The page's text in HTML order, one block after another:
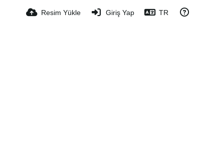
Resim Yükle Giriş Yap TR